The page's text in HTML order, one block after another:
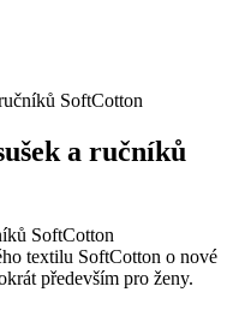
SoftCotton
a ručníků
textilu SoftCotton o nové
především pro ženy.